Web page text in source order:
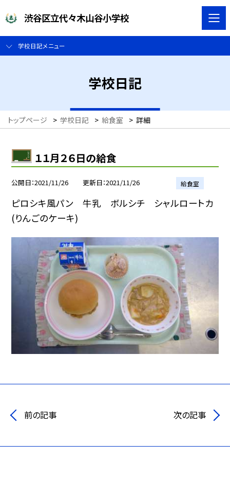
渋谷区立代々木山谷小学校
学校日記メニュー
学校日記
トップページ > 学校日記 > 給食室 > 詳細
１１月２６日の給食
公開日 2021/11/26 更新日 2021/11/26 給食室
ピロシキ風パン 牛乳 ボルシチ シャルロートカ
(りんごのケーキ)
前の記事 次の記事